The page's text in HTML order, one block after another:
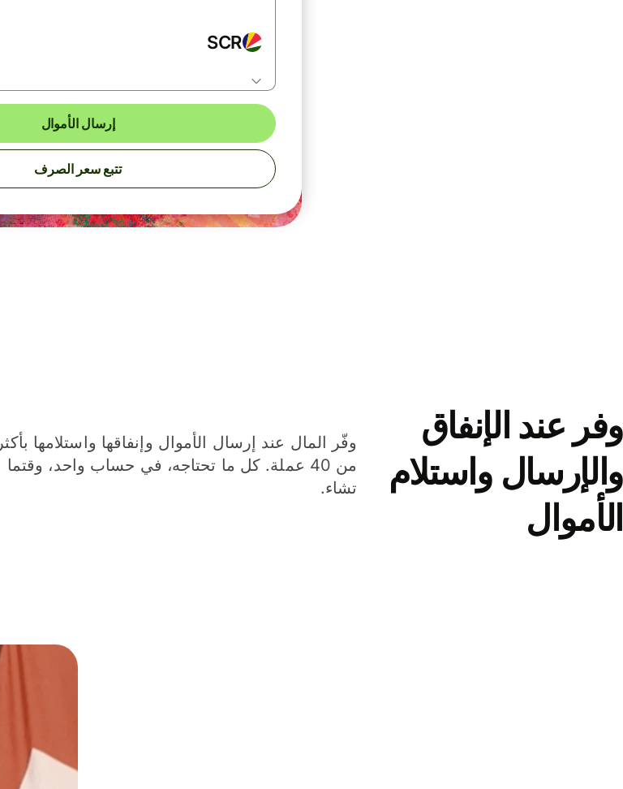
SCR
إرسال الأموال
تتبع سعر الصرف
وفر عند الإنفاق
والإرسال واستلام
الأموال
وفّر المال عند إرسال الأموال وإنفاقها واستلامها بأكثر
من 40 عملة. كل ما تحتاجه، في حساب واحد، وقتما
تشاء.